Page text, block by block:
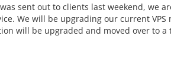
sent out to clients last weekend, we
We will be upgrading our current
will be upgraded and moved over to